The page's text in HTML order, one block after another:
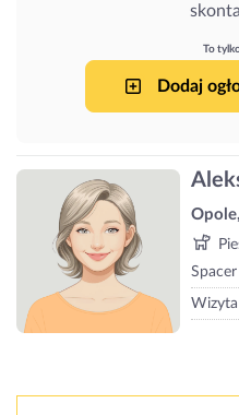
To
Dodaj
Spacer
Wizyta